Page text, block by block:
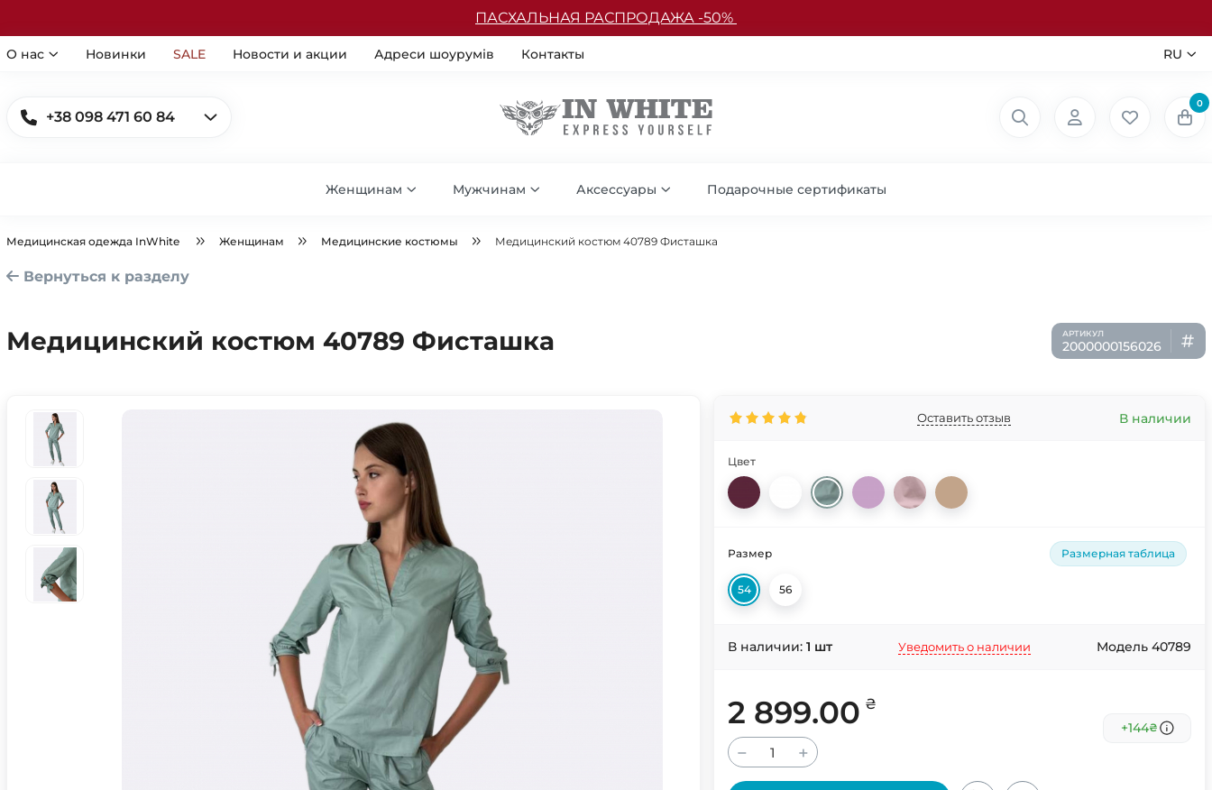
ПАСХАЛЬНАЯ РАСПРОДАЖА -50%
О нас Новинки SALE Новости и акции Адреси шоурумів Контакты RU
+38 098 471 60 84
0
Женщинам Мужчинам Аксессуары Подарочные сертификаты
Медицинская одежда InWhite Женщинам Медицинские костюмы Медицинский костюм 40789 Фисташка
Вернуться к разделу
Медицинский костюм 40789 Фисташка 2000000156026
Оставить отзыв В наличии
Цвет
Размер Размерная таблица
54 56
В наличии: 1 шт Уведомить о наличии Модель 40789
2 899.00 ₴
− +
+144₴